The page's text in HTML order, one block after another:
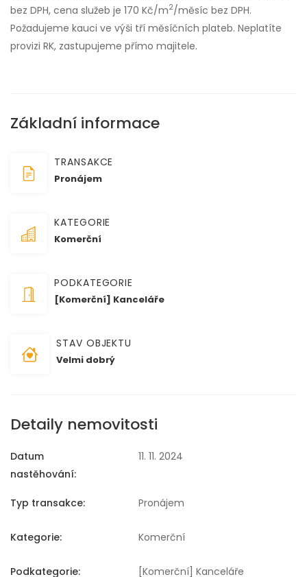
bez DPH, cena služeb je 170 Kč/m2/měsíc bez DPH.
Požadujeme kauci ve výši tří měsíčních plateb. Neplatíte
provizi RK, zastupujeme přímo majitele.
Základní informace
TRANSAKCE
Pronájem
KATEGORIE
Komerční
PODKATEGORIE
[Komerční] Kanceláře
STAV OBJEKTU
Velmi dobrý
Detaily nemovitosti
Datum
nastěhování:
11. 11. 2024
Typ transakce: Pronájem
Kategorie: Komerční
Podkategorie: [Komerční] Kanceláře